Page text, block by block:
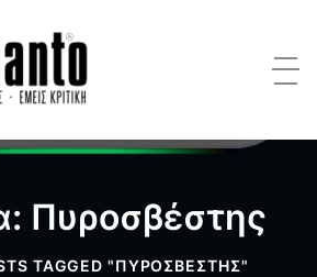
Πυροσβέστης
TAGGED "ΠΥΡΟΣΒΈΣΤΗΣ"